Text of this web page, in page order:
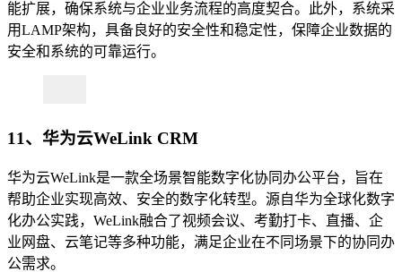
能扩展，确保系统与企业业务流程的高度契合。此外，系统采
用LAMP架构，具备良好的安全性和稳定性，保障企业数据的
安全和系统的可靠运行。
11、华为云WeLink CRM
华为云WeLink是一款全场景智能数字化协同办公平台，旨在
帮助企业实现高效、安全的数字化转型。源自华为全球化数字
化办公实践，WeLink融合了视频会议、考勤打卡、直播、企
业网盘、云笔记等多种功能，满足企业在不同场景下的协同办
公需求。